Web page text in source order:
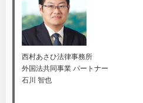
西村あさひ法律事務所
外国法共同事業 パートナー
石川 智也